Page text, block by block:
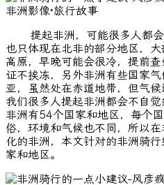
提起非洲，可能很多人都会
也只体现在北非的部分地区，
高原，早晚可能会很冷，提前
证不挨冻，另外非洲有些国家
亚，虽然处在赤道地带，但气候
我们很多人提起非洲都会不自
非洲有54个国家和地区，每个
俗，环境和气候也不同，所以
化的非洲，本文针对的非洲骑
家和地区。